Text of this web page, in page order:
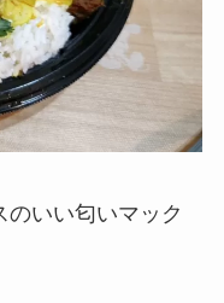
のいい匂いマック